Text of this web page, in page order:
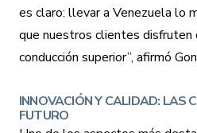
es claro: llevar a Venezuela lo
que nuestros clientes disfruten
conducción superior”, afirmó
INNOVACIÓN Y CALIDAD: LAS
FUTURO